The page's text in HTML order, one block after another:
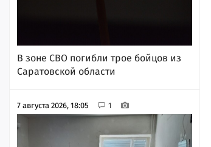
В зоне СВО погибли трое бойцов из
Саратовской области
7 августа 2026, 18:05 1